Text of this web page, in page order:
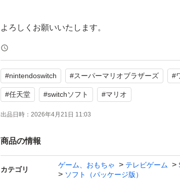
よろしくお願いいたします。
#nintendoswitch #スーパーマリオブラザーズ #
#任天堂 #switchソフト #マリオ
出品日時： 2026年4月21日 11:03
商品の情報
カテゴリ
ゲーム、おもちゃ テレビゲーム
ソフト（パッケージ版）